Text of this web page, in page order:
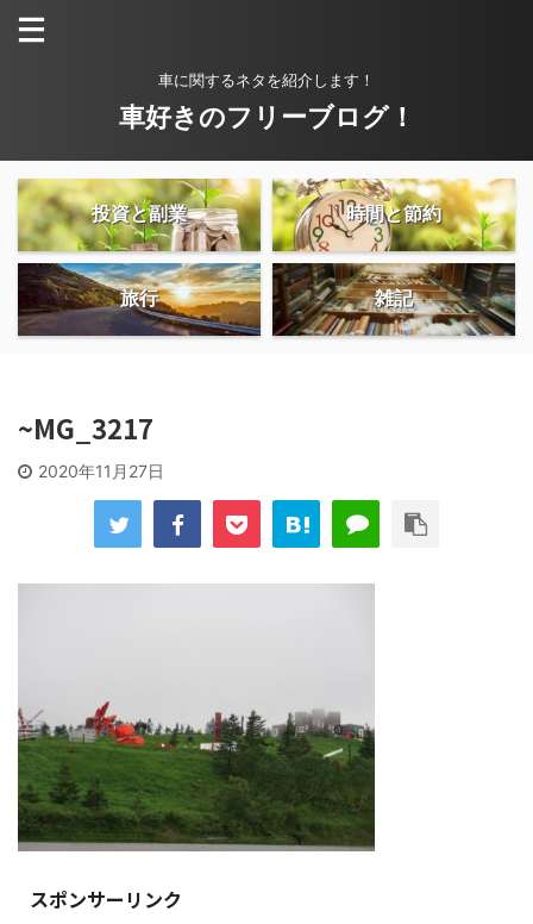
車に関するネタを紹介します！
車好きのフリーブログ！
投資と副業 時間と節約
旅行 雑記
~MG_3217
2020年11月27日
スポンサーリンク